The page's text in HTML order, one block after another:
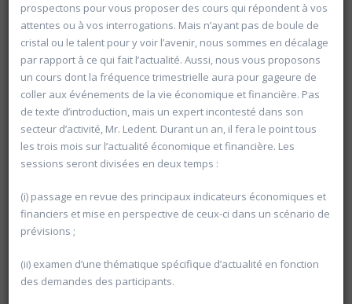
Rechercher
prospectons pour vous proposer des cours qui répondent à vos
attentes ou à vos interrogations. Mais n’ayant pas de boule de
cristal ou le talent pour y voir l’avenir, nous sommes en décalage
par rapport à ce qui fait l’actualité. Aussi, nous vous proposons
un cours dont la fréquence trimestrielle aura pour gageure de
coller aux événements de la vie économique et financière. Pas
de texte d’introduction, mais un expert incontesté dans son
secteur d’activité, Mr. Ledent. Durant un an, il fera le point tous
les trois mois sur l’actualité économique et financière. Les
sessions seront divisées en deux temps :
(i) passage en revue des principaux indicateurs économiques et
financiers et mise en perspective de ceux-ci dans un scénario de
prévisions ;
(ii) examen d’une thématique spécifique d’actualité en fonction
des demandes des participants.